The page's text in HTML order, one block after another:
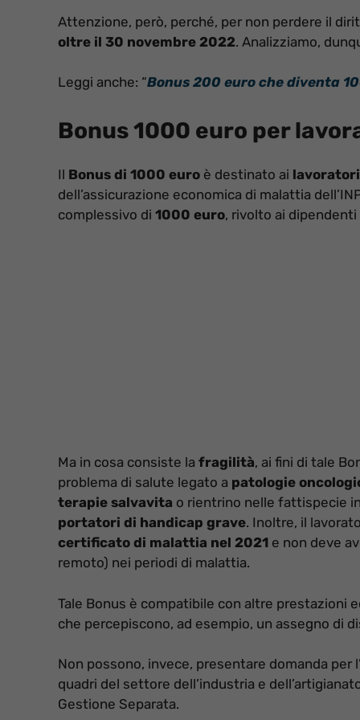
Attenzione, però, perché, per non perdere il
oltre il 30 novembre 2022. Analizziamo,
Leggi anche: “Bonus 200 euro che diventa
Bonus 1000 euro per
Il Bonus di 1000 euro è destinato ai
dell’assicurazione economica di malattia
complessivo di 1000 euro, rivolto ai
Ma in cosa consiste la fragilità, ai fini di tale
problema di salute legato a patologie
terapie salvavita o rientrino nelle fattispecie
portatori di handicap grave. Inoltre, il
certificato di malattia nel 2021 e non deve
remoto) nei periodi di malattia.
Tale Bonus è compatibile con altre prestazioni
che percepiscono, ad esempio, un assegno di
Non possono, invece, presentare domanda per
quadri del settore dell’industria e
Gestione Separata.